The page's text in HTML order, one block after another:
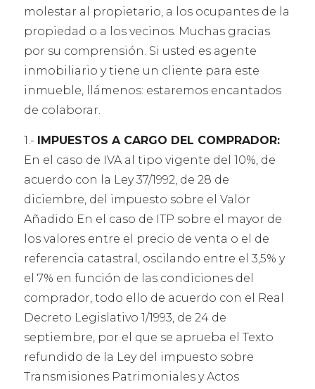
molestar al propietario, a los ocupantes de la
propiedad o a los vecinos. Muchas gracias
por su comprensión. Si usted es agente
inmobiliario y tiene un cliente para este
inmueble, llámenos: estaremos encantados
de colaborar.
1.- IMPUESTOS A CARGO DEL COMPRADOR:
En el caso de IVA al tipo vigente del 10%, de
acuerdo con la Ley 37/1992, de 28 de
diciembre, del impuesto sobre el Valor
Añadido En el caso de ITP sobre el mayor de
los valores entre el precio de venta o el de
referencia catastral, oscilando entre el 3,5% y
el 7% en función de las condiciones del
comprador, todo ello de acuerdo con el Real
Decreto Legislativo 1/1993, de 24 de
septiembre, por el que se aprueba el Texto
refundido de la Ley del impuesto sobre
Transmisiones Patrimoniales y Actos